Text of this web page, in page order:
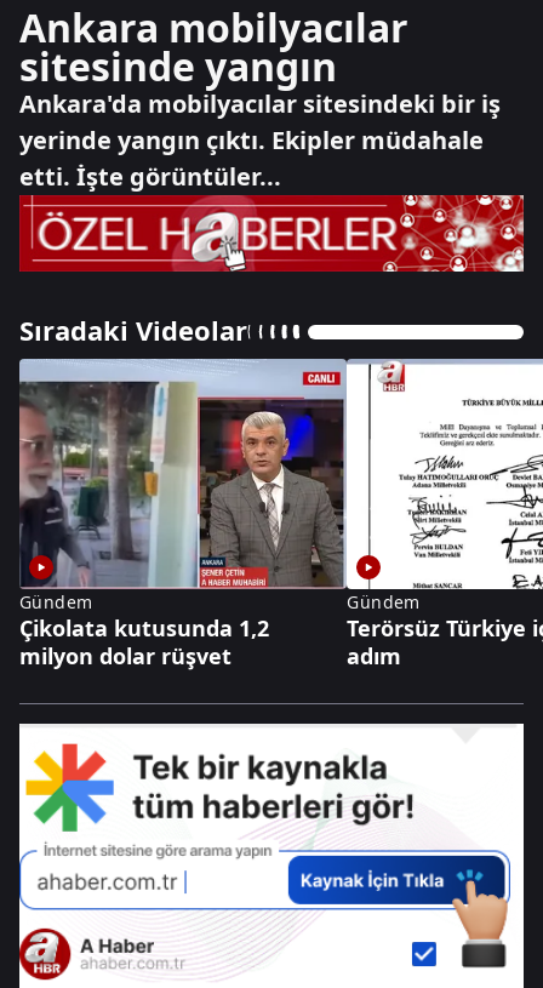
Ankara mobilyacılar
sitesinde yangın
Ankara'da mobilyacılar sitesindeki bir iş
yerinde yangın çıktı. Ekipler müdahale
etti. İşte görüntüler...
Sıradaki Videolar
Gündem
Çikolata kutusunda 1,2
milyon dolar rüşvet
Gündem
Terörsüz Türkiye
adım